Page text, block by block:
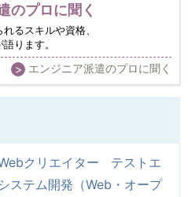
のプロに聞く
るスキルや資格、
ります。
> エンジニア派遣のプロに聞く
クリエイター
テストエ
システム開発（Web・オープ